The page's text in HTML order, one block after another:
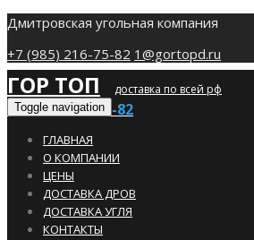
Дмитровская угольная компания
+7 (985) 216-75-82 1@gortopd.ru
ГОР ТОП доставка по всей рф
+7 (985) 216-75-82
Toggle navigation
ГЛАВНАЯ
О КОМПАНИИ
ЦЕНЫ
ДОСТАВКА ДРОВ
ДОСТАВКА УГЛЯ
КОНТАКТЫ